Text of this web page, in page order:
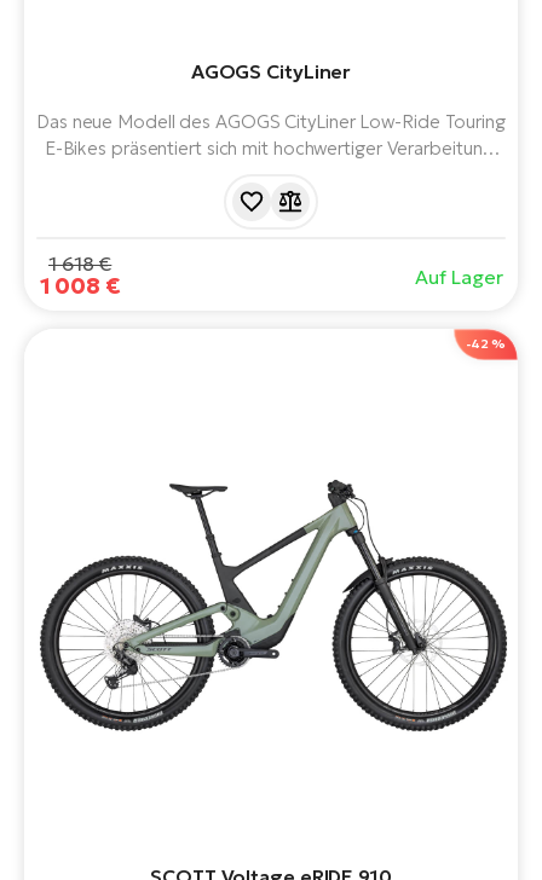
AGOGS CityLiner
Das neue Modell des AGOGS CityLiner Low-Ride Touring
E-Bikes präsentiert sich mit hochwertiger Verarbeitung,
attraktiven silbernen Design mit Leder-Accessoires.
1 618 €
1 008 € Auf Lager
-42 %